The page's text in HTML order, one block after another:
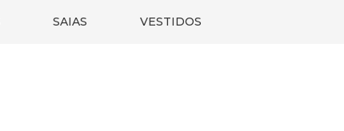
SAIAS VESTIDOS